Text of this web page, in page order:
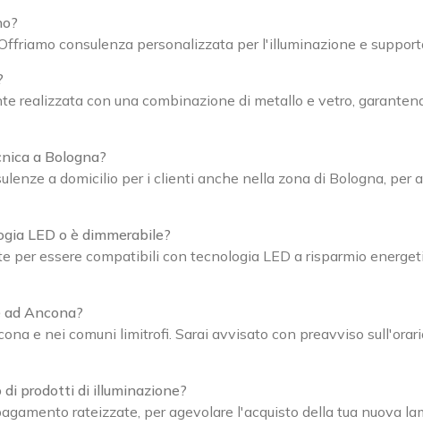
consulenza personalizzata per l'illuminazione e
realizzata con una combinazione di metallo e vetro,
a Bologna?
a domicilio per i clienti anche nella zona di Bologna, per
LED o è dimmerabile?
per essere compatibili con tecnologia LED a risparmio
Ancona?
e nei comuni limitrofi. Sarai avvisato con preavviso
prodotti di illuminazione?
rateizzate, per agevolare l'acquisto della tua nuova